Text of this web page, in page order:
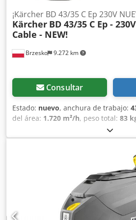
Brzesko 9.272 km
¡Kärcher BD 43/35 C Ep 230V
Kärcher BD 43/35 C Ep - 230V
Cable - NEW!
Consultar
Estado: nuevo, anchura de trabajo:
del área: 1.720 m²/h, peso total: 83
, capacidad del depósito de
técnicos: Condición: ¡NUEVO!
401.0 Modelo: Kärcher BD 43/35 C
accionamiento: 230 V con cable
mediante rotación de cepillos
cepillo (mm): 430 Anchura de trabajo
750 Depósito de agua limpia/sucia
superficial teórico (m²/h): 1720
cepillo (rpm): 180 Presión de